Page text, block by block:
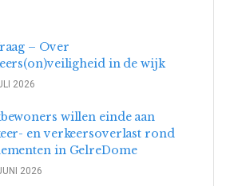
– Over
in de wijk
2026
willen einde aan
en verkeersoverlast rond
in GelreDome
2026